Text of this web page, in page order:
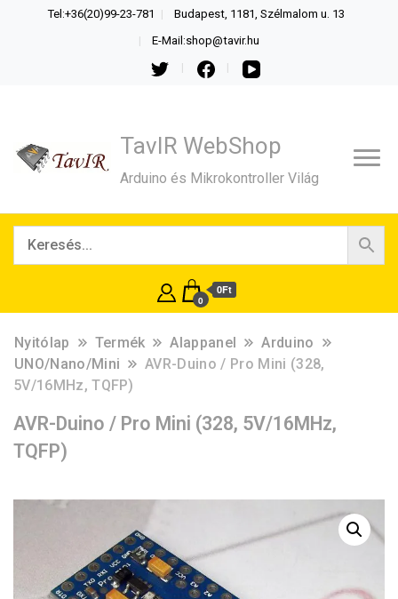
Tel:+36(20)99-23-781 Budapest, 1181, Szélmalom u. 13
E-Mail:shop@tavir.hu
TavIR WebShop
Arduino és Mikrokontroller Világ
0
0Ft
Nyitólap Termék Alappanel
Arduino
UNO/Nano/Mini
AVR-Duino / Pro Mini (328,
5V/16MHz, TQFP)
AVR-Duino / Pro Mini (328, 5V/16MHz,
TQFP)